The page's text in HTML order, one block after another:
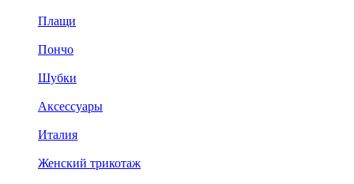
Плащи
Пончо
Шубки
Аксессуары
Италия
Женский трикотаж